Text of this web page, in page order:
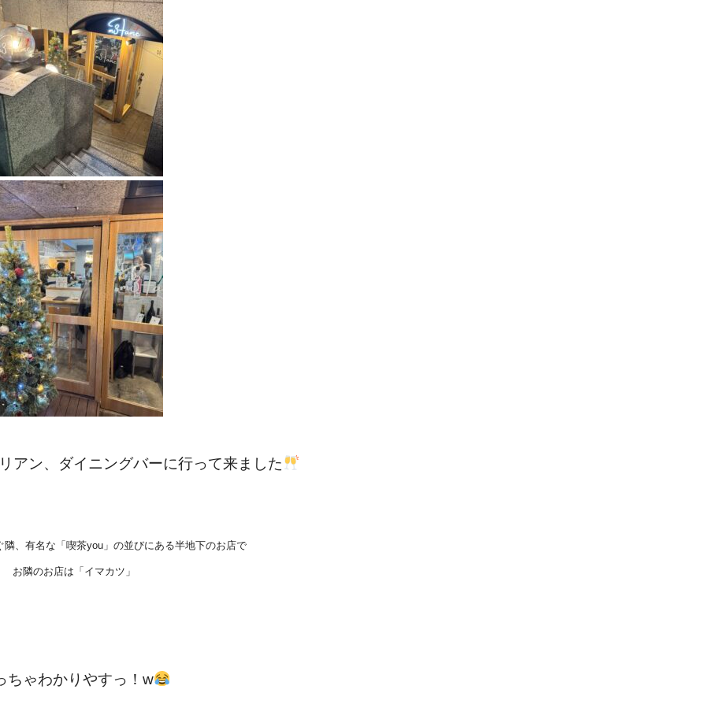
アン、ダイニングバーに行って来ました
隣、有名な「喫茶you」の並びにある半地下のお店で
お隣のお店は「イマカツ」
ちゃわかりやすっ！w